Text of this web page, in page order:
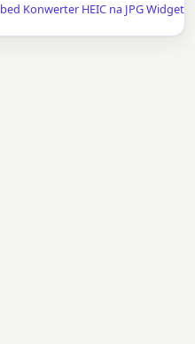
Konwerter HEIC na JPG Widget